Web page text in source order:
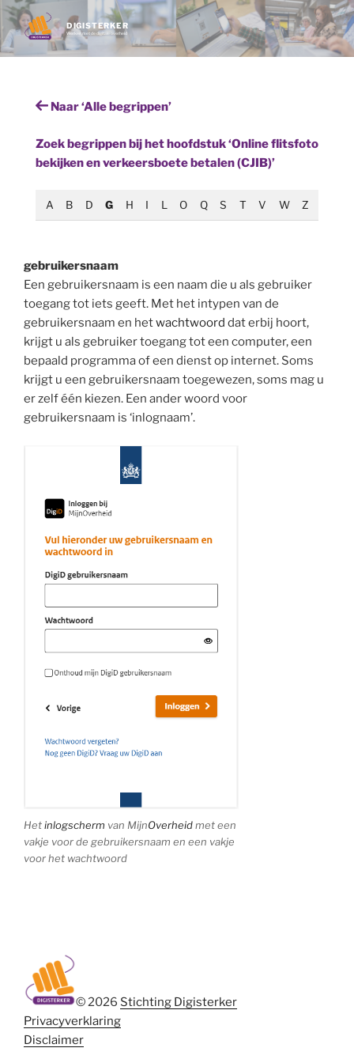
Ga
naar
de
DIGISTERKER
Werken met de digitale overheid
Naar ‘Alle begrippen’
Zoek begrippen bij het hoofdstuk ‘Online flitsfoto
bekijken en verkeersboete betalen (CJIB)’
A B D G H I L O Q S T V W Z
gebruikersnaam
Een gebruikersnaam is een naam die u als gebruiker
toegang tot iets geeft. Met het intypen van de
gebruikersnaam en hetwachtwoord dat erbij hoort,
krijgt u als gebruiker toegang tot een computer, een
bepaald programma of een dienst op internet. Soms
krijgt u een gebruikersnaam toegewezen, soms mag u
er zelf één kiezen. Een ander woord voor
gebruikersnaam is ‘inlognaam’.
Hetinlogscherm van MijnOverheidmet een
vakje voor de gebruikersnaam en een vakje
voor het wachtwoord
© 2026 Stichting Digisterker
Privacyverklaring
Disclaimer